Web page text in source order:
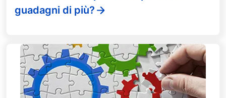
guadagni di più?